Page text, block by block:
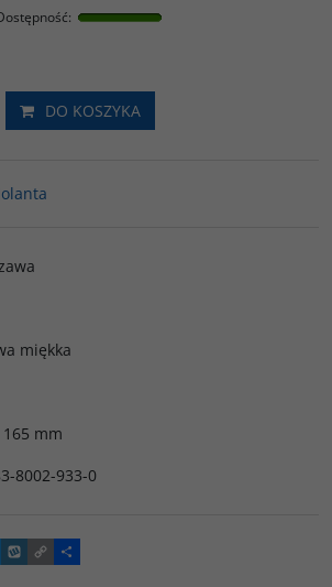
:
DO KOSZYKA
miękka
165 mm
8002-933-0
W
y
C
o
P
o